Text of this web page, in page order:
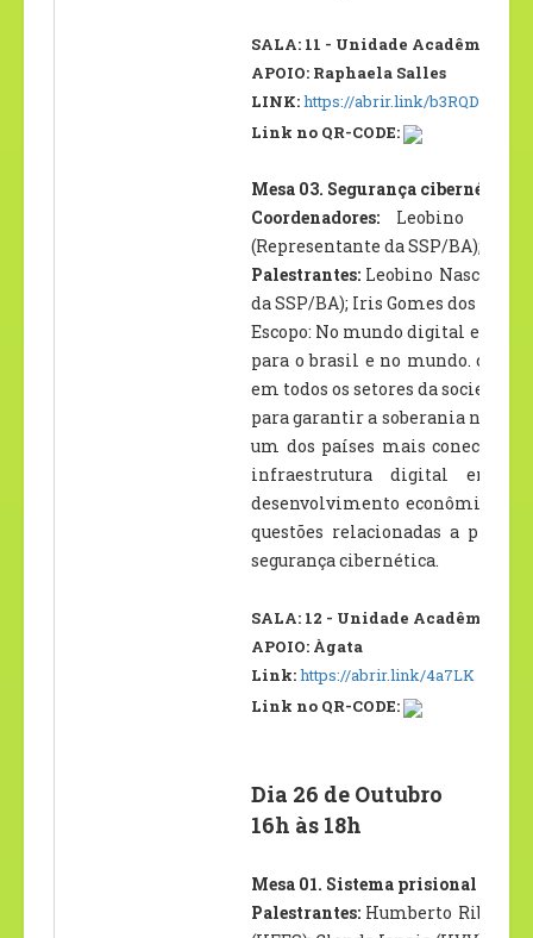
SALA: 11 - Unidade Acadêmica
APOIO: Raphaela Salles
LINK:https://abrir.link/b3RQD
Link no QR-CODE:
Mesa 03. Segurança
Coordenadores: Leobino
(Representante da SSP/BA); Iris
Palestrantes: Leobino
da SSP/BA); Iris Gomes dos
Escopo: No mundo digital em
para o brasil e no mundo. com
em todos os setores da
para garantir a soberania
um dos países mais
infraestrutura digital em
desenvolvimento econômico, a
questões relacionadas a
segurança cibernética.
SALA: 12 - Unidade Acadêmica
APOIO: Àgata
Link:https://abrir.link/4a7LK
Link no QR-CODE:
Dia 26 de Outubro
16h às 18h
Mesa 01. Sistema prisional e
Palestrantes: Humberto Ribeiro